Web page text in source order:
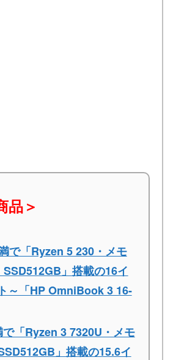
品＞
で「Ryzen 5 230・メモ
SSD512GB」搭載の16イ
～「HP OmniBook 3 16-
「Ryzen 3 7320U・メモ
」搭載の15.6イ